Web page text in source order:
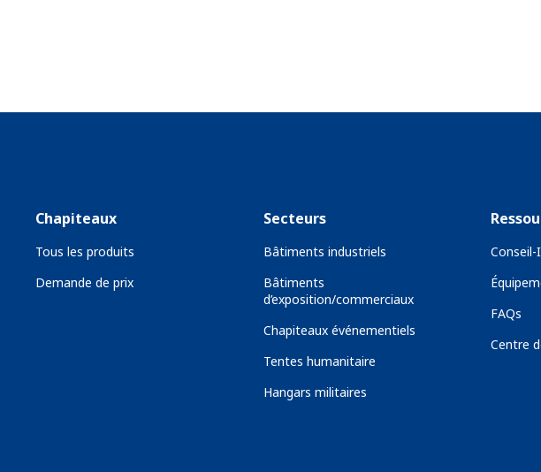
Chapiteaux
Tous les produits
Demande de prix
Secteurs
Bâtiments industriels
Bâtiments
d’exposition/commerciaux
Chapiteaux événementiels
Tentes humanitaire
Hangars militaires
FAQs
Centre